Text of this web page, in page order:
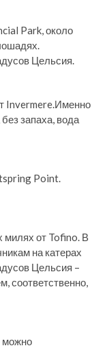
Park, около
Цельсия.
Invermere.Именно
запаха, вода
Point.
милях от Tofino. В
на катерах
Цельсия –
соответственно,
можно